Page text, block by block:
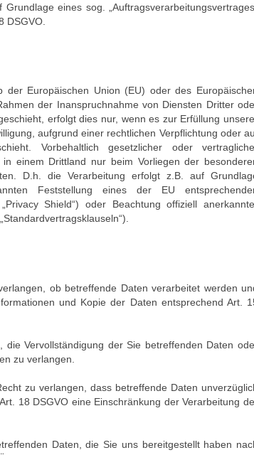
eines sog.
DSGVO.
Europäischen Union (EU) oder des
der Inanspruchnahme von Diensten Dritter
erfolgt dies nur, wenn es zur Erfüllung
aufgrund einer rechtlichen Verpflichtung oder
Vorbehaltlich gesetzlicher oder
einem Drittland nur beim Vorliegen der
D.h. die Verarbeitung erfolgt z.B. auf
Feststellung eines der EU
Shield“) oder Beachtung offiziell
ob betreffende Daten verarbeitet werden
und Kopie der Daten entsprechend Art.
Vervollständigung der Sie betreffenden Daten
zu verlangen.
zu verlangen, dass betreffende Daten
18 DSGVO eine Einschränkung der Verarbeitung
Daten, die Sie uns bereitgestellt haben